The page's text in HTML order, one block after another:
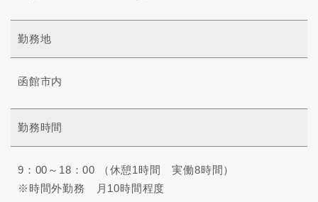
勤務地
函館市内
勤務時間
9：00～18：00 （休憩1時間 実働8時間）
※時間外勤務 月10時間程度